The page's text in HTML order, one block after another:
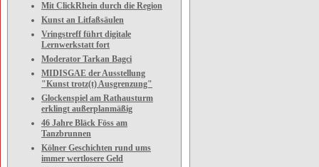
Mit ClickRhein durch die Region
Kunst an Litfaßsäulen
Vringstreff führt digitale
Lernwerkstatt fort
Moderator Tarkan Bagci
MIDISGAE der Ausstellung
"Kunst trotz(t) Ausgrenzung"
Glockenspiel am Rathausturm
erklingt außerplanmäßig
46 Jahre Bläck Föss am
Tanzbrunnen
Kölner Geschichten rund ums
immer wertlosere Geld